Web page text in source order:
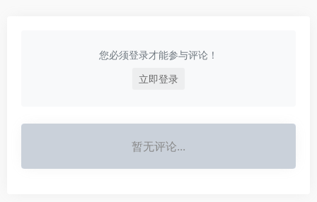
您必须登录才能参与评论！
立即登录
暂无评论...